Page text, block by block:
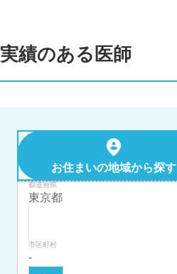
実績のある医師
お住まいの地域から探す
都道府県
市区町村